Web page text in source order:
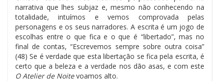
narrativa que lhes subjaz e, mesmo não conhecendo na
totalidade, intuímos e vemos comprovada pelas
personagens e os seus narradores. A escrita é um jogo de
escolhas entre o que fica e o que é “libertado”, mas no
final de contas, “Escrevemos sempre sobre outra coisa”
(48) Se é verdade que esta libertação se fica pela escrita, é
certo que a beleza e a verdade nos dão asas, e com este
O Atelier de Noitevoamos alto.